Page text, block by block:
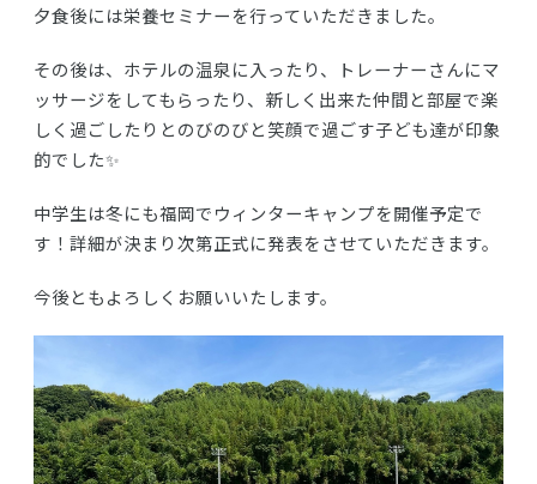
夕食後には栄養セミナーを行っていただきました。
その後は、ホテルの温泉に入ったり、トレーナーさんにマ
ッサージをしてもらったり、新しく出来た仲間と部屋で楽
しく過ごしたりとのびのびと笑顔で過ごす子ども達が印象
的でした✨
中学生は冬にも福岡でウィンターキャンプを開催予定で
す！詳細が決まり次第正式に発表をさせていただきます。
今後ともよろしくお願いいたします。